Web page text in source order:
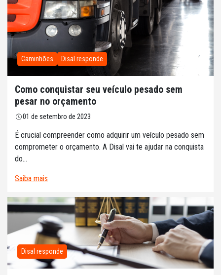
Caminhões Disal responde
Como conquistar seu veículo pesado sem
pesar no orçamento
01 de setembro de 2023
É crucial compreender como adquirir um veículo pesado sem
comprometer o orçamento. A Disal vai te ajudar na conquista
do...
Saiba mais
Disal responde